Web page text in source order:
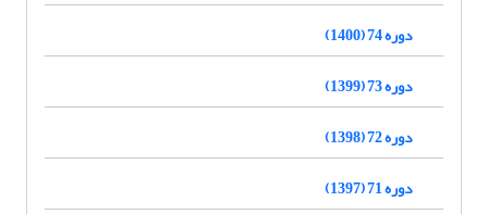
دوره 74 (1400)
دوره 73 (1399)
دوره 72 (1398)
دوره 71 (1397)